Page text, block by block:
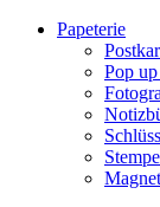
Papeterie
Pop